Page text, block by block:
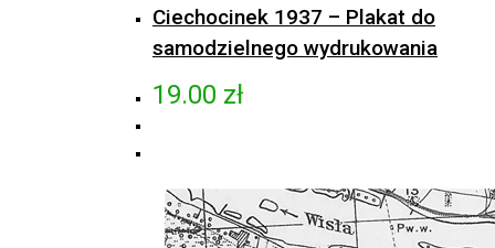
Ciechocinek 1937 – Plakat do
samodzielnego wydrukowania
19.00 zł